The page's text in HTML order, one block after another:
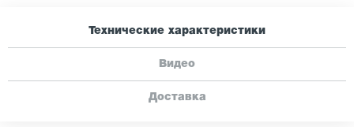
Технические характеристики
Видео
Доставка